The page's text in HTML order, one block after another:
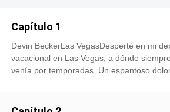
Capítulo 1
Devin BeckerLas VegasDesperté en mi
vacacional en Las Vegas, a dónde
venía por temporadas. Un espantoso
estómago revuelto me despertaron,
siquiera cómo había llegado aquí, era una